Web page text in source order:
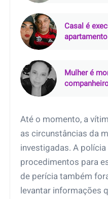
Casal é
Mulher é
Até o momento, a
as circunstâncias da
investigadas. A
procedimentos para
de perícia também
levantar informações